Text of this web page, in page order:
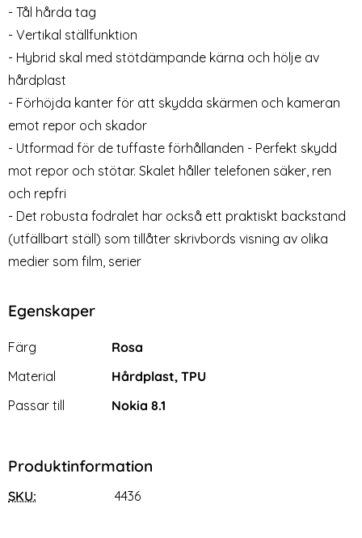
Skal - Röd
Art. nr 4440
rea pris
69 krtidigare pris
129 kr
8.1 - Ultimata stöttåliga skalet med stöd - Lila
- Tål hårda tag
- Vertikal ställfunktion
- Hybrid skal med stötdämpande kärna och hölje av
hårdplast
- Förhöjda kanter för att skydda skärmen och kameran
emot repor och skador
- Utformad för de tuffaste förhållanden - Perfekt skydd
mot repor och stötar. Skalet håller telefonen säker, ren
och repfri
- Det robusta fodralet har också ett praktiskt backstand
(utfällbart ställ) som tillåter skrivbords visning av olika
medier som film, serier
Egenskaper
Egenskaper/attribut för denna produkt
Attribut
Färg
Rosa
Material
Hårdplast, TPU
Passar till
Nokia 8.1
Produktinformation
SKU: 4436